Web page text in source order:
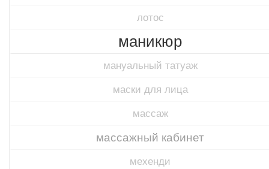
лотос
маникюр
мануальный татуаж
маски для лица
массаж
массажный кабинет
мехенди